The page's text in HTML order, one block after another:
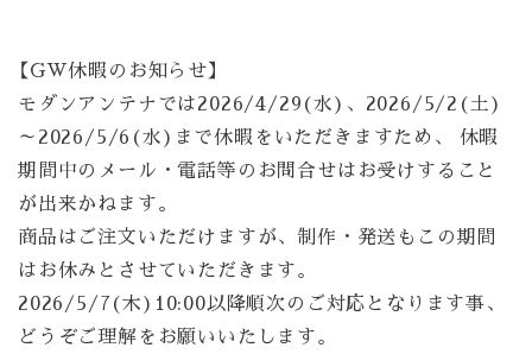
【GW休暇のお知らせ】
モダンアンテナでは2026/4/29(水)、2026/5/2(土)
～2026/5/6(水)まで休暇をいただきますため、 休暇
期間中のメール・電話等のお問合せはお受けすること
が出来かねます。
商品はご注文いただけますが、制作・発送もこの期間
はお休みとさせていただきます。
2026/5/7(木)10:00以降順次のご対応となります事、
どうぞご理解をお願いいたします。